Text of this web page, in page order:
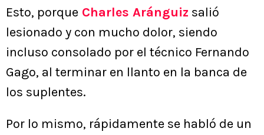
Esto, porque Charles Aránguiz salió
lesionado y con mucho dolor, siendo
incluso consolado por el técnico Fernando
Gago, al terminar en llanto en la banca de
los suplentes.
Por lo mismo, rápidamente se habló de un